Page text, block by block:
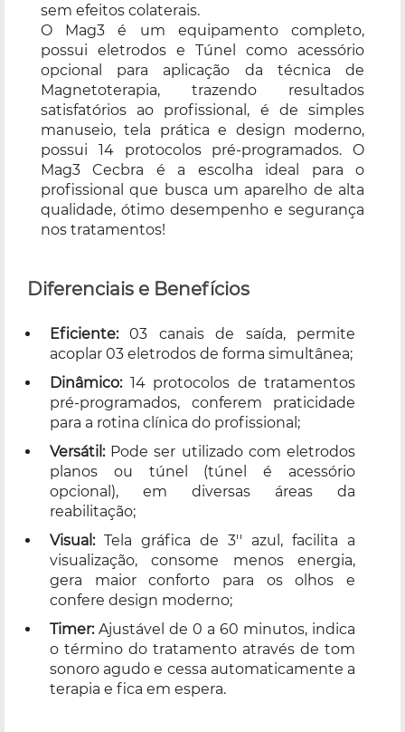
sem efeitos colaterais.
O Mag3 é um equipamento completo,
possui eletrodos e Túnel como acessório
opcional para aplicação da técnica de
Magnetoterapia, trazendo resultados
satisfatórios ao profissional, é de simples
manuseio, tela prática e design moderno,
possui 14 protocolos pré-programados. O
Mag3 Cecbra é a escolha ideal para o
profissional que busca um aparelho de alta
qualidade, ótimo desempenho e segurança
nos tratamentos!
Diferenciais e Benefícios
Eficiente:03 canais de saída, permite
acoplar 03 eletrodos de forma simultânea;
Dinâmico:14 protocolos de tratamentos
pré-programados, conferem praticidade
para a rotina clínica do profissional;
Versátil:Pode ser utilizado com eletrodos
planos ou túnel (túnel é acessório
opcional), em diversas áreas da
reabilitação;
Visual:Tela gráfica de 3'' azul, facilita a
visualização, consome menos energia,
gera maior conforto para os olhos e
confere design moderno;
Timer:Ajustável de 0 a 60 minutos, indica
o término do tratamento através de tom
sonoro agudo e cessa automaticamente a
terapia e fica em espera.